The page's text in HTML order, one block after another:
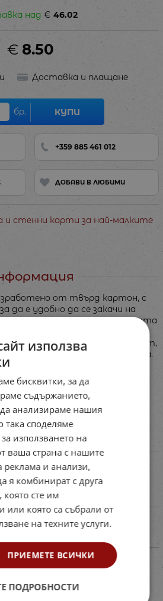
над 46.02
€
8.50
€
Доставка и плащане
бр. КУПИ
+359 885 461 012
ДОБАВИ В ЛЮБИМИ
стенни карти за най-малките
от твърд картон, с
да е удобно да се закачи на
право, не се огъва. От едната
и малки печатни букви,
животно или предмет,
със съответната буква.
дадени големите и малките
на таблото детето
на всяка буква в азбуката,
и пише печатните и
използва
бисквитки, за да
съдържанието,
анализираме нашия
споделяме
използването на
ваша страна с нашите
реклама и анализи,
я комбинират с друга
сте им
или която са събрали от
на техните услуги.
ПРИЕМЕТЕ ВСИЧКИ
ПОДРОБНОСТИ